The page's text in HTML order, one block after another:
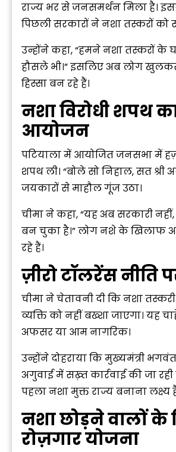
राज्य भर से जनसमर्थन मिला है।
पिछली सरकारों ने नशा तस्करों को
उन्होंने कहा, “हमने नशा तस्करों के
हौसले भी।” इसलिए अब लोग
हिस्सा बन रहे हैं।
नशा विरोधी शपथ
आयोजन
पटियाला में आयोजित जनसभा में
शपथ ली। “बोले सो निहाल, सत श्री
जयकारों से माहौल गूंज उठा।
चीमा ने कहा, “यह अब सरकारी
बन चुका है।” लोग नशे के
रहे हैं।
ज़ीरो टॉलरेंस नीति
चीमा ने चेतावनी दी कि नशा
व्यक्ति को नहीं बख्शा जाएगा। यह
अफसर या आम नागरिक।
उन्होंने दोहराया किमुख्यमंत्री
अगुवाई में सख़्त कार्रवाई की जा
पहला नशा मुक्त राज्य बनाना लक्ष्य
नशा छोड़ने वालों के
रोज़गार योजना